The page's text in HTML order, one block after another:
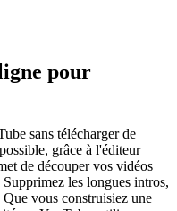
pour
sans télécharger de
grâce à l'éditeur
de découper vos vidéos
les longues intros,
vous construisiez une